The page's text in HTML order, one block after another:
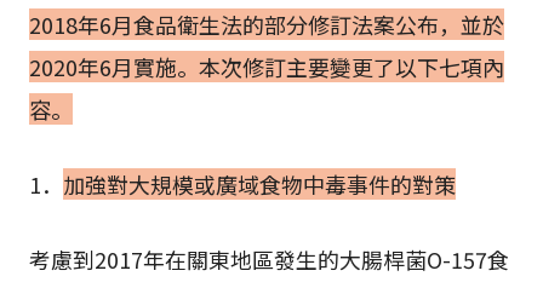
2018年6月食品衛生法的部分修訂法案公布，並於
2020年6月實施。本次修訂主要變更了以下七項內
容。
1． 加強對大規模或廣域食物中毒事件的對策
考慮到2017年在關東地區發生的大腸桿菌O-157食